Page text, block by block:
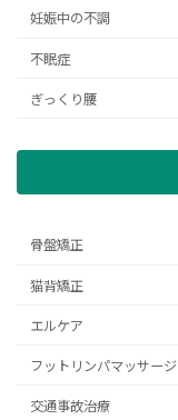
妊娠中の不調
不眠症
ぎっくり腰
骨盤矯正
猫背矯正
エルケア
フットリンパマッサージ
交通事故治療